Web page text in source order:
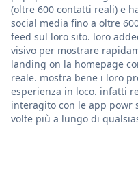
(oltre 600 contatti reali) e
social media fino a oltre
feed sul loro sito. loro
visivo per mostrare
landing on la homepage
reale. mostra bene i loro
esperienza in loco. infatti
interagito con le app powr
volte più a lungo di